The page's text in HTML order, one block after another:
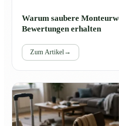
Warum saubere
Bewertungen erhalten
Zum Artikel→